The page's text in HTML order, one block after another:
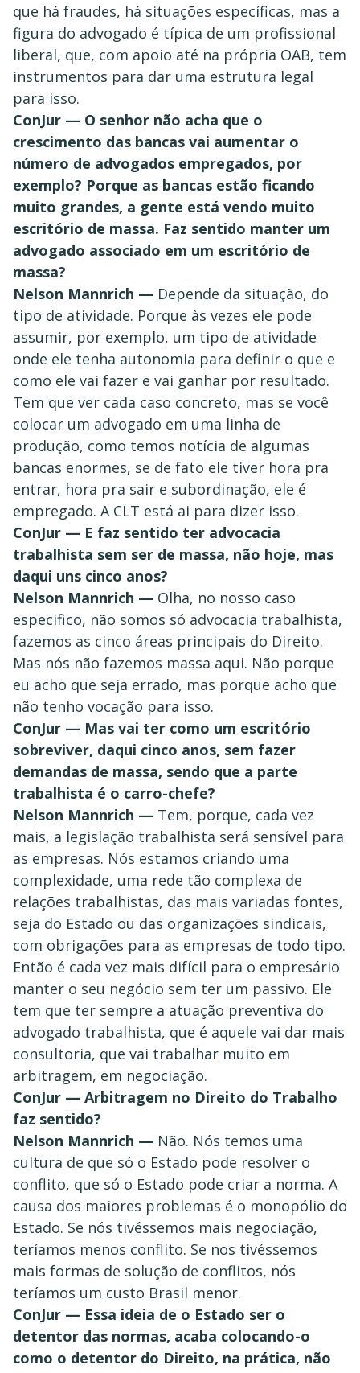
que há fraudes, há situações específicas, mas a
figura do advogado é típica de um profissional
liberal, que, com apoio até na própria OAB, tem
instrumentos para dar uma estrutura legal
para isso.
ConJur — O senhor não acha que o
crescimento das bancas vai aumentar o
número de advogados empregados, por
exemplo? Porque as bancas estão ficando
muito grandes, a gente está vendo muito
escritório de massa. Faz sentido manter um
advogado associado em um escritório de
massa?
Nelson Mannrich — Depende da situação, do
tipo de atividade. Porque às vezes ele pode
assumir, por exemplo, um tipo de atividade
onde ele tenha autonomia para definir o que e
como ele vai fazer e vai ganhar por resultado.
Tem que ver cada caso concreto, mas se você
colocar um advogado em uma linha de
produção, como temos notícia de algumas
bancas enormes, se de fato ele tiver hora pra
entrar, hora pra sair e subordinação, ele é
empregado. A CLT está ai para dizer isso.
ConJur — E faz sentido ter advocacia
trabalhista sem ser de massa, não hoje, mas
daqui uns cinco anos?
Nelson Mannrich — Olha, no nosso caso
especifico, não somos só advocacia trabalhista,
fazemos as cinco áreas principais do Direito.
Mas nós não fazemos massa aqui. Não porque
eu acho que seja errado, mas porque acho que
não tenho vocação para isso.
ConJur — Mas vai ter como um escritório
sobreviver, daqui cinco anos, sem fazer
demandas de massa, sendo que a parte
trabalhista é o carro-chefe?
Nelson Mannrich — Tem, porque, cada vez
mais, a legislação trabalhista será sensível para
as empresas. Nós estamos criando uma
complexidade, uma rede tão complexa de
relações trabalhistas, das mais variadas fontes,
seja do Estado ou das organizações sindicais,
com obrigações para as empresas de todo tipo.
Então é cada vez mais difícil para o empresário
manter o seu negócio sem ter um passivo. Ele
tem que ter sempre a atuação preventiva do
advogado trabalhista, que é aquele vai dar mais
consultoria, que vai trabalhar muito em
arbitragem, em negociação.
ConJur — Arbitragem no Direito do Trabalho
faz sentido?
Nelson Mannrich — Não. Nós temos uma
cultura de que só o Estado pode resolver o
conflito, que só o Estado pode criar a norma. A
causa dos maiores problemas é o monopólio do
Estado. Se nós tivéssemos mais negociação,
teríamos menos conflito. Se nos tivéssemos
mais formas de solução de conflitos, nós
teríamos um custo Brasil menor.
ConJur — Essa ideia de o Estado ser o
detentor das normas, acaba colocando-o
como o detentor do Direito, na prática, não